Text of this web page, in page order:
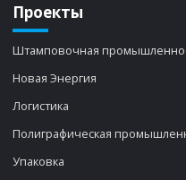
Проекты
Штамповочная
Новая Энергия
Логистика
Полиграфическая
Упаковка